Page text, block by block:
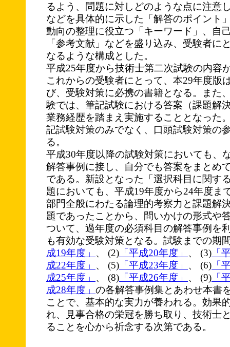
るよう、問題に対しどのような点に注意
などを具体的に示した「解答のポイント
動向の整理に役立つ「キーワード」、自
「参考文献」などを盛り込み、受験者に
なるような構成とした。
平成25年度から技術士第二次試験の内容
これからの受験者にとって、本29年度版
び、受験対策に必携の書籍となる。また
験では、筆記試験における答案（課題解
業務経歴を踏まえ実施することとなった
記試験対策のみでなく、口頭試験対策の
る。
平成30年度以降の試験対策においても、
解答事例に接し、自分でも答案をまとめ
である。新設となった「選択科目に関す
題においても、平成19年度から24年度ま
部門全般にわたる論理的考察力と課題解
題であったことから、問いかけの形式や
ついて、過年度の必須科目の解答事例を
も有効な受験対策となる。試験までの期
成19年度」 、 (2) 「平成20年度」 、 (3) 「
成22年度」 、 (5) 「平成23年度」 、 (6) 「
成25年度」 、 (8) 「平成26年度」 、 (9) 「
成28年度」 の各解答事例集とあわせ本書
ことで、基本的な実力が養われる。効果
れ、見事合格の栄冠を勝ち取り、技術士
ることを心から祈念する次第である。